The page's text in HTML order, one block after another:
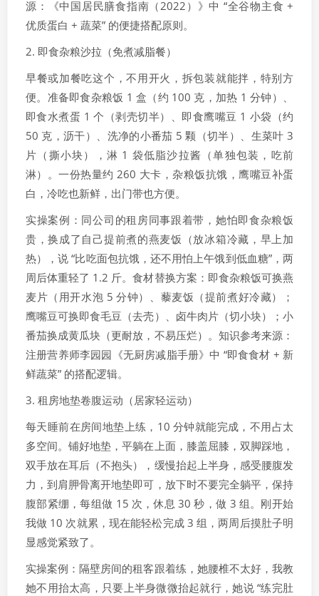
源：《中国居民膳食指南（2022）》中 “全谷物主食 +
优质蛋白 + 蔬菜” 的便捷搭配原则。
2. 即食杂粮沙拉（免煮减脂餐）
早餐或加餐吃这个，不用开火，拆包装就能拌，特别方
便。准备即食杂粮饭 1 盒（约 100 克，加热 1 分钟）、
即食水煮蛋 1 个（剥壳切半）、即食鹰嘴豆 1 小袋（约
50 克，沥干）、洗净的小番茄 5 颗（切半）、生菜叶 3
片（撕小块），淋 1 袋低脂沙拉酱（单独包装，吃前
淋）。一份热量约 260 大卡，杂粮饭抗饿，鹰嘴豆补蛋
白，冷吃也新鲜，出门带也方便。
实操案例：同公司的租房同事跟着带，她怕即食杂粮饭
贵，换成了自己提前煮的燕麦饭（放冰箱冷藏，早上加
热），说 “比吃面包抗饿，还不用怕上午饿到低血糖”，两
周后体重轻了 1.2 斤。食材替换方案：即食杂粮饭可换燕
麦片（用开水泡 5 分钟）、藜麦饭（提前煮好冷藏）；
鹰嘴豆可换即食毛豆（去壳）、卤牛肉片（切小块）；小
番茄换成黄瓜块（更耐放，不易压烂）。知识参考来源：
注册营养师李园园《无厨房减脂手册》中 “即食食材 + 新
鲜蔬菜” 的搭配逻辑。
3. 租房地垫卷腹运动（居家轻运动）
每天睡前在房间地垫上练，10 分钟就能完成，不用占太
多空间。铺好地垫，平躺在上面，膝盖屈膝，双脚踩地，
双手放在耳后（不抱头），缓慢抬起上半身，感受腰腹发
力，到肩胛骨离开地垫即可，放下时不要完全躺平，保持
腹部紧绷，每组做 15 次，休息 30 秒，做 3 组。刚开始
我做 10 次就累，现在能轻松完成 3 组，两周后摸肚子明
显感觉紧致了。
实操案例：隔壁房间的租客跟着练，她腰椎不太好，我教
她不用抬太高，只要上半身微微抬起就行，她说 “练完肚